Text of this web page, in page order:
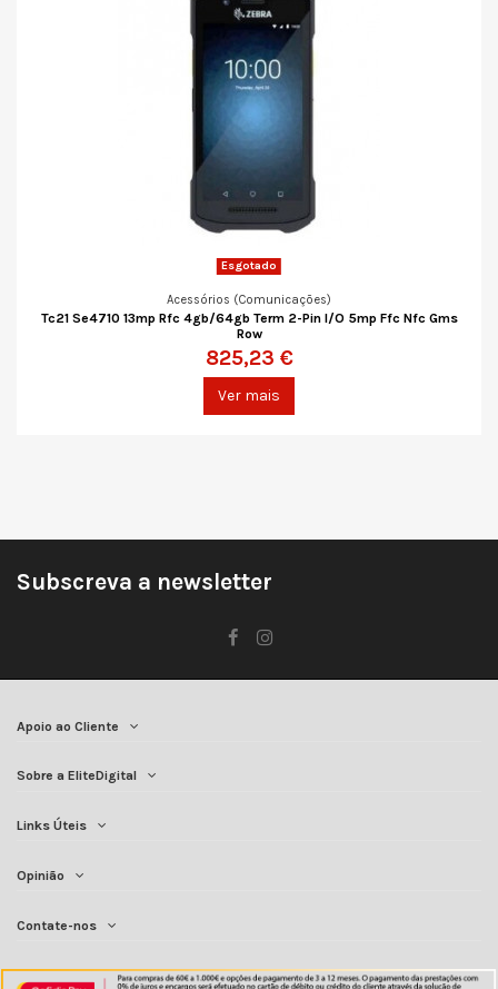
Esgotado
Acessórios (Comunicações)
Tc21 Se4710 13mp Rfc 4gb/64gb Term 2-Pin I/O 5mp Ffc Nfc Gms
Row
825,23 €
Ver mais
Subscreva a newsletter
Apoio ao Cliente
Sobre a EliteDigital
Links Úteis
Opinião
Contate-nos